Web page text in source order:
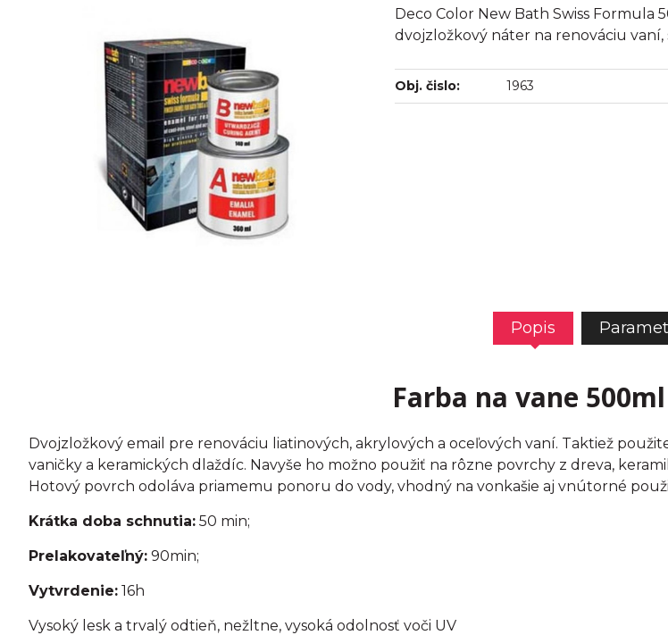
Deco Color New Bath Swiss Formula
dvojzložkový náter na renováciu vaní,
Obj. čislo: 1963
Popis
Farba na vane
Dvojzložkový email pre renováciu liatinových, akrylových a oceľových vaní. Taktiež
vaničky a keramických dlaždíc. Navyše ho možno použiť na rôzne povrchy z dreva,
Hotový povrch odoláva priamemu ponoru do vody, vhodný na vonkašie aj vnútorné
Krátka doba schnutia: 50 min;
Prelakovateľný: 90min;
Vytvrdenie: 16h
Vysoký lesk a trvalý odtieň, nežltne, vysoká odolnosť voči UV